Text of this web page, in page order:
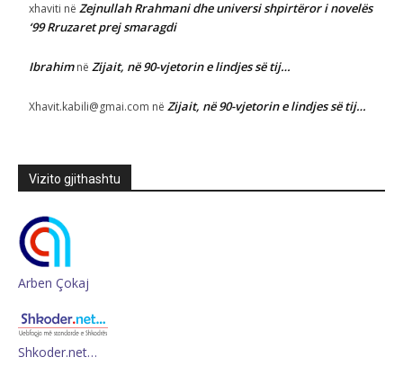
xhaviti në Zejnullah Rrahmani dhe universi shpirtëror i novelës
‘99 Rruzaret prej smaragdi
Ibrahimnë Zijait, në 90-vjetorin e lindjes së tij…
Xhavit.kabili@gmai.com në Zijait, në 90-vjetorin e lindjes së tij…
Vizito gjithashtu
Arben Çokaj
Shkoder.net…